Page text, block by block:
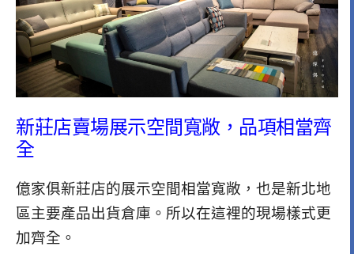
新莊店賣場展示空間寬敞，品項相當齊
全
億家俱新莊店的展示空間相當寬敞，也是新北地
區主要產品出貨倉庫。所以在這裡的現場樣式更
加齊全。